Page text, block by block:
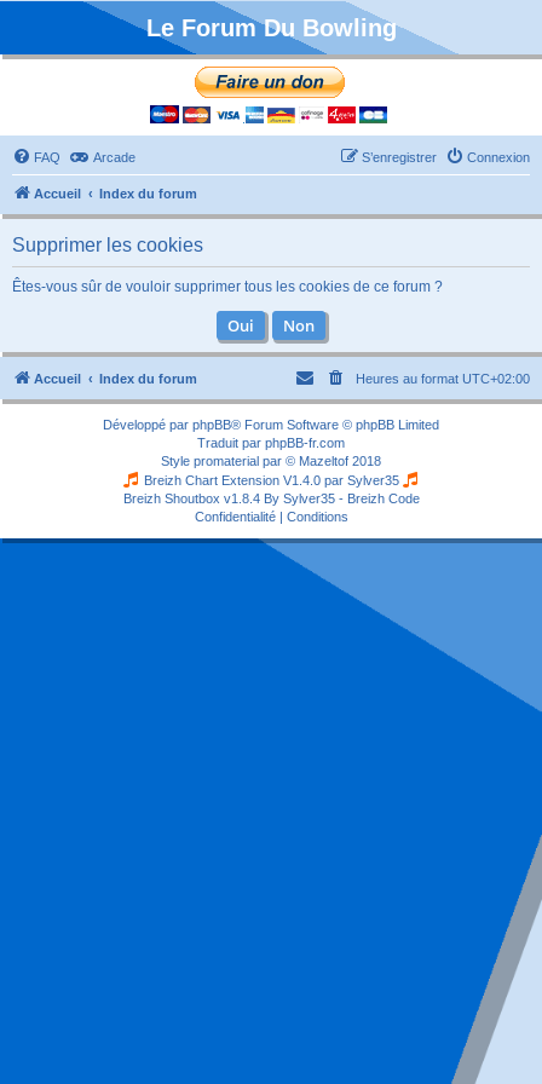
Le Forum Du Bowling
FAQ Arcade Connexion
S’enregistrer
Accueil Index du forum
Supprimer les cookies
Êtes-vous sûr de vouloir supprimer tous les cookies de ce forum ?
Accueil Index du forum Heures au format UTC+02:00
Développé par phpBB® Forum Software © phpBB Limited
Traduit par phpBB-fr.com
Style promaterial par © Mazeltof 2018
Breizh Chart Extension V1.4.0 par Sylver35
Breizh Shoutbox v1.8.4 By Sylver35 - Breizh Code
Confidentialité| Conditions